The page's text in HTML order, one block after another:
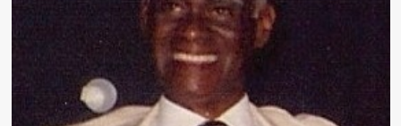
HISTÓRIA
DEVERIA
CONTAR
MAIS